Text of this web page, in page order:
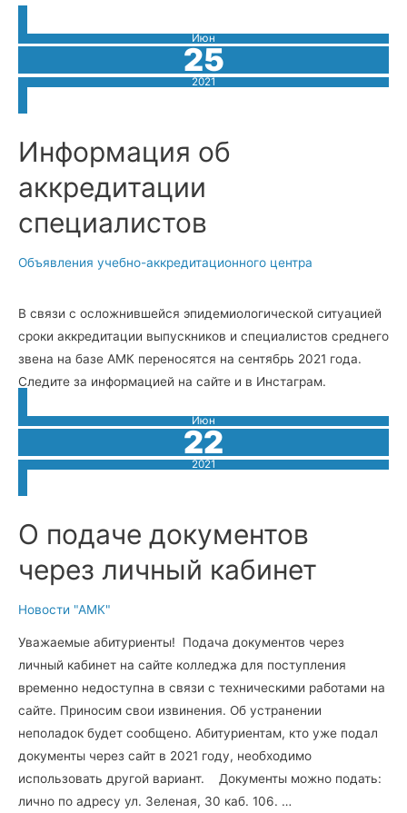
Июн
25
2021
Информация об
аккредитации
специалистов
Объявления учебно-аккредитационного центра
В связи с осложнившейся эпидемиологической ситуацией
сроки аккредитации выпускников и специалистов среднего
звена на базе АМК переносятся на сентябрь 2021 года.
Следите за информацией на сайте и в Инстаграм.
Июн
22
2021
О подаче документов
через личный кабинет
Новости "АМК"
Уважаемые абитуриенты! Подача документов через
личный кабинет на сайте колледжа для поступления
временно недоступна в связи с техническими работами на
сайте. Приносим свои извинения. Об устранении
неполадок будет сообщено. Абитуриентам, кто уже подал
документы через сайт в 2021 году, необходимо
использовать другой вариант. Документы можно подать:
лично по адресу ул. Зеленая, 30 каб. 106. …